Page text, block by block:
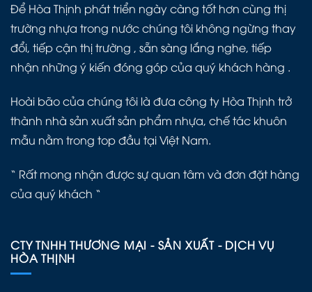
Để Hòa Thịnh phát triển ngày càng tốt hơn cùng thị
trường nhựa trong nước chúng tôi không ngừng thay
đổi, tiếp cận thị trường , sẵn sàng lắng nghe, tiếp
nhận những ý kiến đóng góp của quý khách hàng .
Hoài bão của chúng tôi là đưa công ty Hòa Thịnh trở
thành nhà sản xuất sản phẩm nhựa, chế tác khuôn
mẫu nằm trong top đầu tại Việt Nam.
“ Rất mong nhận được sự quan tâm và đơn đặt hàng
của quý khách “
CTY TNHH THƯƠNG MẠI - SẢN XUẤT - DỊCH VỤ
HÒA THỊNH